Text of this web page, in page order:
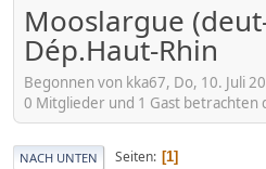
Mooslargue
Dép.Haut-Rhin
Begonnen von kka67, Do, 10. Juli
0 Mitglieder und 1 Gast betrachten
NACH UNTEN Seiten 1